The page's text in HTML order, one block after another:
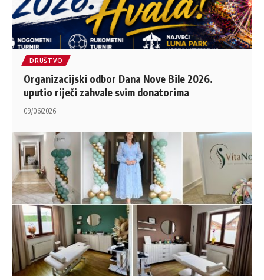
DRUŠTVO
Organizacijski odbor Dana Nove Bile 2026.
uputio riječi zahvale svim donatorima
09/06/2026